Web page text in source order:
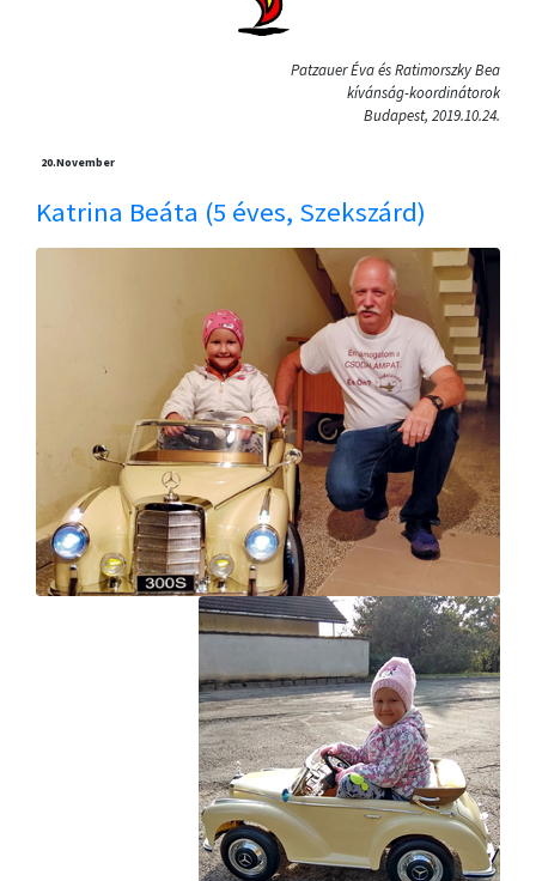
Patzauer Éva és Ratimorszky Bea
kívánság-koordinátorok
Budapest, 2019.10.24.
20.November
Katrina Beáta (5 éves, Szekszárd)